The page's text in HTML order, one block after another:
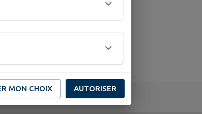
MON CHOIX AUTORISER